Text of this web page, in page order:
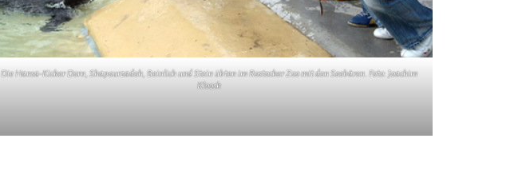
Die Hansa-Kicker Dorn, Shapourzadeh, Beinlich und Stein übten im Rostocker Zoo mit den Seebären. Foto: Joachim
Kloock